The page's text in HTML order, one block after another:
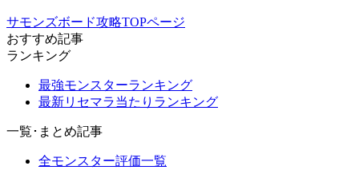
サモンズボード攻略TOPページ
おすすめ記事
ランキング
最強モンスターランキング
最新リセマラ当たりランキング
一覧･まとめ記事
全モンスター評価一覧